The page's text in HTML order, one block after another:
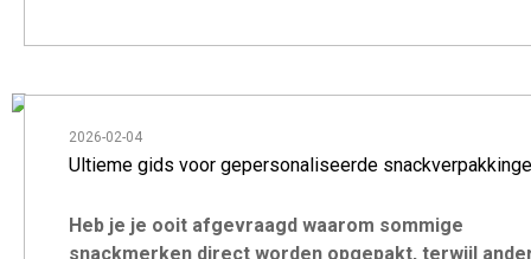
2026-02-04
Ultieme gids voor gepersonaliseerde
Heb je je ooit afgevraagd waarom sommige
snackmerken direct worden opgepakt, terwijl